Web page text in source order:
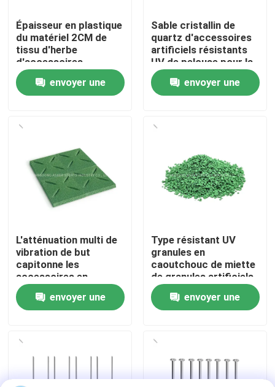
Accueil
Produits
À propos de nous
Visite de l'usine
Nous contacter
Nouvelles
Cas
Demander un devis
Épaisseur en plastique
du matériel 2CM de
tissu d'herbe
d'accessoires
artificiels verts de
pelouseenvoyer une
Sable cristallin de
quartz d'accessoires
artificiels résistants
UV de pelouse pour la
photographie
envoyer une
L'atténuation multi de
vibration de but
capitonne les
accessoires en
plastique pour l'herbe
artificielleenvoyer une
Type résistant UV
granules en
caoutchouc de miette
de granules artificiels
verts d'herbe
envoyer une